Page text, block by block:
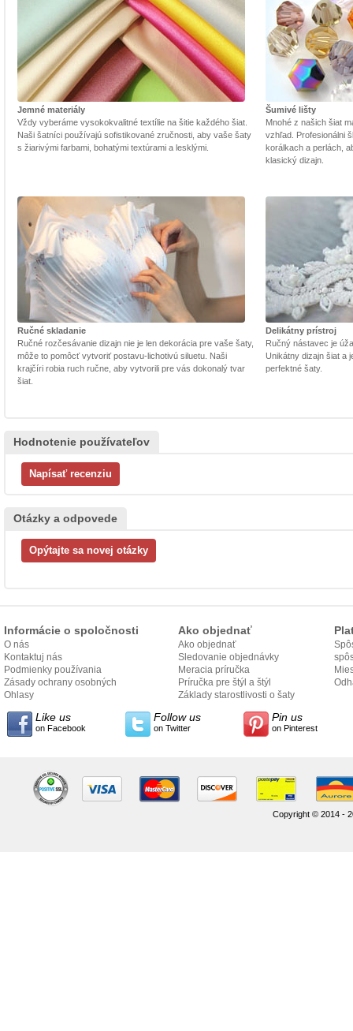
Jemné materiály
Vždy vyberáme vysokokvalitné textílie na šitie každého šiat.
Naši šatníci používajú sofistikované zručnosti, aby vaše šaty
s žiarivými farbami, bohatými textúrami a lesklými.
Šumivé lišty
Mnohé z našich šiat
vzhľad. Profesionálni
korálkach a perlách,
klasický dizajn.
Ručné skladanie
Ručné rozčesávanie dizajn nie je len dekorácia pre vaše šaty,
môže to pomôcť vytvoriť postavu-lichotivú siluetu. Naši
krajčíri robia ruch ručne, aby vytvorili pre vás dokonalý tvar
šiat.
Delikátny prístroj
Ručný nástavec je
Unikátny dizajn šiat a
perfektné šaty.
Hodnotenie používateľov
Otázky a odpovede
Informácie o spoločnosti
O nás
Kontaktuj nás
Podmienky používania
Zásady ochrany osobných
údajov
Ohlasy
Ako objednať
Ako objednať
Sledovanie objednávky
Meracia príručka
Príručka pre štýl a štýl
Základy starostlivosti o šaty
Like us
on Facebook
Follow us
on Twitter
Pin us
on Pinterest
Copyright © 2014 -